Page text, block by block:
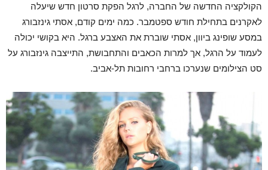
הקולקציה החדשה של החברה, לרגל הפקת סרטון חדש שיעלה
לאקרנים בתחילת חודש ספטמבר. כמה ימים קודם, אסתי גינזבורג
במסע שופינג ביוון, אסתי שוברת את האצבע ברגל. היא בקושי יכולה
לעמוד על הרגל, אך למרות הכאבים והתחבושת, התייצבה גינזבורג על
סט הצילומים שנערכו ברחבי רחובות תל-אביב.